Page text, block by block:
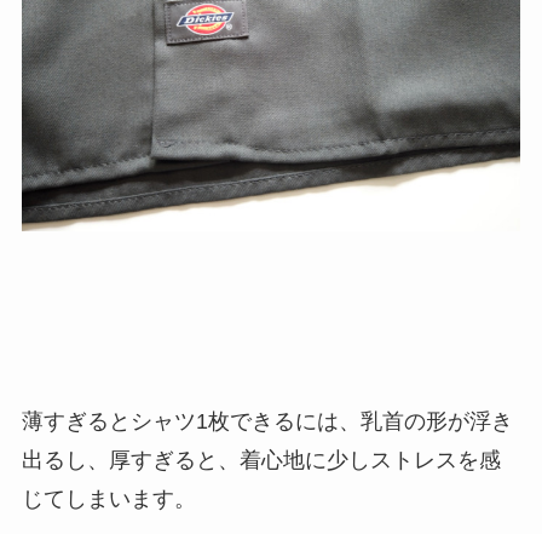
薄すぎるとシャツ1枚できるには、乳首の形が浮き
出るし、厚すぎると、着心地に少しストレスを感
じてしまいます。